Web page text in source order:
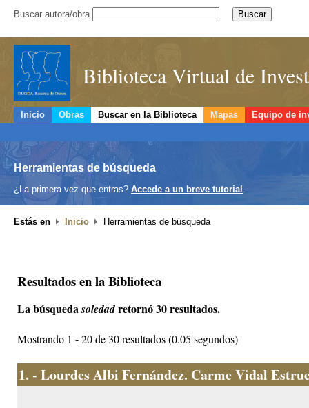
Buscar autora/obra
Biblioteca Virtual de
Inicio Obras Buscar en la Biblioteca Mapas Equipo de
Herramientas de búsqueda
¿La primera vez que entras? Accede a un breve tutorial .
Estás en Inicio Herramientas de búsqueda
Resultados en la Biblioteca
La búsquedasoledadretornó 30 resultados.
Mostrando 1 - 20 de 30 resultados (0.05 segundos)
1. - Lourdes Albi Fernández. Carme Vidal